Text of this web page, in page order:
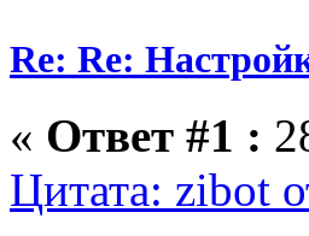
Re: Re:
« Ответ #1 :
Цитата: zibot